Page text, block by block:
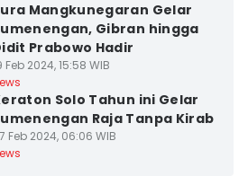
Mangkunegaran Gelar
Gibran hingga
Prabowo Hadir
Feb 2024, 15:58 WIB
Solo Tahun ini Gelar
Raja Tanpa Kirab
Feb 2024, 06:06 WIB